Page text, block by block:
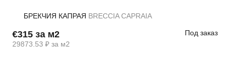
БРЕКЧИЯ КАПРАЯ BRECCIA CAPRAIA
€315 за м2
29873.53 ₽ за м2
Под заказ